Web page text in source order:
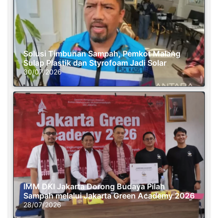
Solusi Timbunan Sampah, Pemkot Malang
Sulap Plastik dan Styrofoam Jadi Solar
30/07/2026
IMM DKI Jakarta Dorong Budaya Pilah
Sampah melalui Jakarta Green Academy 2026
28/07/2026